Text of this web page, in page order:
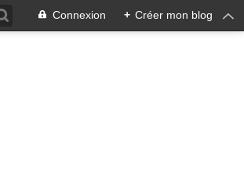
Connexion + Créer mon blog